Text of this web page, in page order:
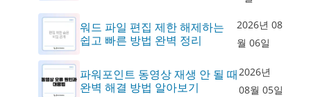
워드 파일 편집 제한 해제하는
쉽고 빠른 방법 완벽 정리
2026년 08
월 06일
파워포인트 동영상 재생 안 될 때
완벽 해결 방법 알아보기
2026년
08월 05일